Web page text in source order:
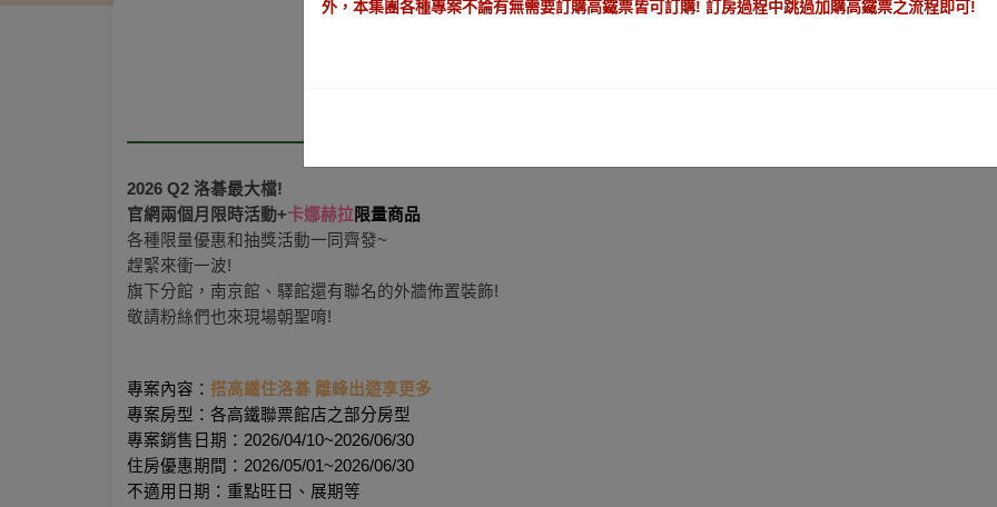
搭高鐵住洛碁 離峰出遊享更多 [含早餐]
2026 Q2 洛碁最大檔!
官網兩個月限時活動+卡娜赫拉限量商品
各種限量優惠和抽獎活動一同齊發~
趕緊來衝一波!
旗下分館，南京館、驛館還有聯名的外牆佈置裝飾!
敬請粉絲們也來現場朝聖唷!
專案內容： 搭高鐵住洛碁 離峰出遊享更多
專案房型： 各高鐵聯票館店之部分房型
專案銷售日期：2026/04/10~2026/06/30
住房優惠期間：2026/05/01~2026/06/30
不適用日期：重點旺日、展期等
外，本集團各種專案不論有無需要訂購高鐵票皆可訂購! 訂房過程中跳過加購高鐵票之流程即可!